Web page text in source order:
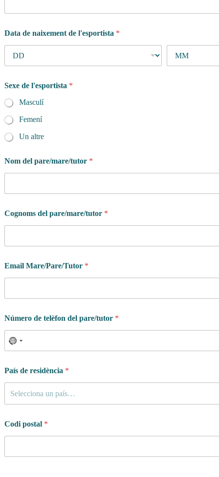
Data de naixement de l'esportista *
Sexe de l'esportista *
Masculí
Femení
Un altre
Nom del pare/mare/tutor *
Cognoms del pare/mare/tutor *
Email Mare/Pare/Tutor *
Número de telèfon del pare/tutor *
País de residència *
Selecciona un país…
Codi postal *